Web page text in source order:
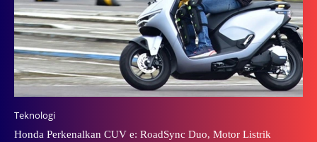
Teknologi
Honda Perkenalkan CUV e: RoadSync Duo, Motor Listrik